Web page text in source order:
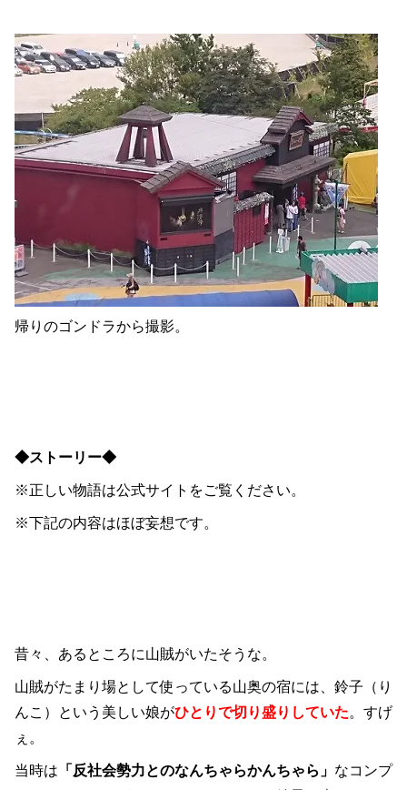
帰りのゴンドラから撮影。
◆ストーリー◆
※正しい物語は公式サイトをご覧ください。
※下記の内容はほぼ妄想です。
昔々、あるところに山賊がいたそうな。
山賊がたまり場として使っている山奥の宿には、鈴子（り
んこ）という美しい娘がひとりで切り盛りしていた。すげ
ぇ。
当時は 「反社会勢力とのなんちゃらかんちゃら」 なコンプ